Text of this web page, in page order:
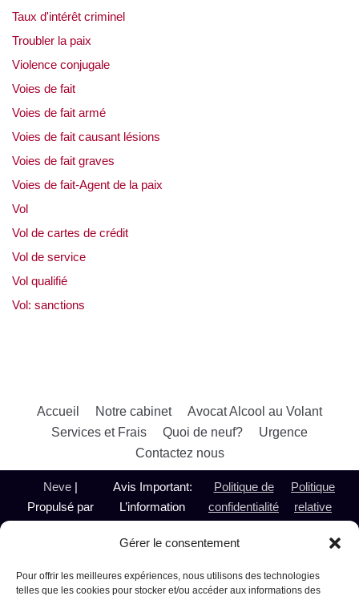
Gérer le consentement
Pour offrir les meilleures expériences, nous utilisons des technologies
telles que les cookies pour stocker et/ou accéder aux informations des
Taux d'intérêt criminel
Troubler la paix
Violence conjugale
Voies de fait
Voies de fait armé
Voies de fait causant lésions
Voies de fait graves
Voies de fait-Agent de la paix
Vol
Vol de cartes de crédit
Vol de service
Vol qualifié
Vol: sanctions
Accueil Notre cabinet
Avocat Alcool au Volant
Services et Frais
Quoi de neuf?
Urgence
Contactez nous
Neve|
Propulsé par
Alcool au
Avis Important:
L’information
présent site est de
n’a pas pour objet de
Politique de
confidentialité
Politique
relative
témoins